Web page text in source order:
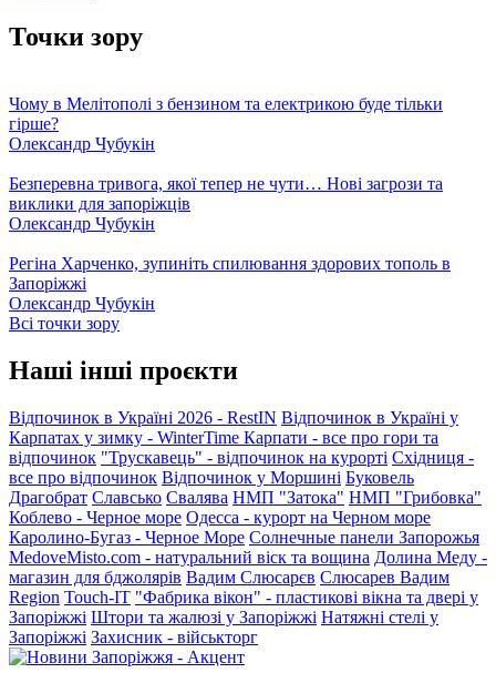
Точки зору
Чому в Мелітополі з бензином та електрикою буде тільки
гірше?
Олександр Чубукін
Безперевна тривога, якої тепер не чути… Нові загрози та
виклики для запоріжців
Олександр Чубукін
Регіна Харченко, зупиніть спилювання здорових тополь в
Запоріжжі
Олександр Чубукін
Всі точки зору
Наші інші проєкти
Відпочинок в Україні 2026 - RestIN Відпочинок в Україні у
Карпатах у зимку - WinterTime Карпати - все про гори та
відпочинок "Трускавець" - відпочинок на курорті Східниця -
все про відпочинок Відпочинок у Моршині Буковель
Драгобрат Славсько Свалява НМП "Затока" НМП "Грибовка"
Коблево - Черное море Одесса - курорт на Черном море
Каролино-Бугаз - Черное Море Солнечные панели Запорожья
MedoveMisto.com - натуральний віск та вощина Долина Меду -
магазин для бджолярів Вадим Слюсарєв Слюсарев Вадим
Region Touch-IT "Фабрика вікон" - пластикові вікна та двері у
Запоріжжі Штори та жалюзі у Запоріжжі Натяжні стелі у
Запоріжжі Захисник - військторг